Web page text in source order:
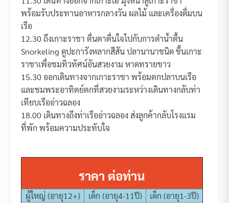
พร้อมรับประทานอาหารกลางวัน ผลไม้ และเครื่องดื่มบน
เรือ
12.30 ถึงเกาะราชา ตื่นตาตื่นใจไปกับการดำน้ำตื้น
Snorkeling ดูปะการังหลากสีสัน ปลานานาชนิด ขึ้นเกาะ
ราชาเพื่อชมทิวทัศน์อันสวยงาม หาดทรายขาว
15.30 ออกเดินทางจากเกาะราชา พร้อมตกปลาบนเรือ
และชมพระอาทิตย์ตกที่สวยงามระหว่างเดินทางกลับท่า
เทียบเรืออ่าวฉลอง
18.00 เดินทางถึงท่าเรืออ่าวฉลอง ส่งลูกค้ากลับโรงแรม
ที่พัก พร้อมความประทับใจ
ราคา ต่อท่าน
ผู้ใหญ่ (อายุ12+) เด็ก (อายุ4-11ปี)
เด็ก (อายุ1-3ปี)